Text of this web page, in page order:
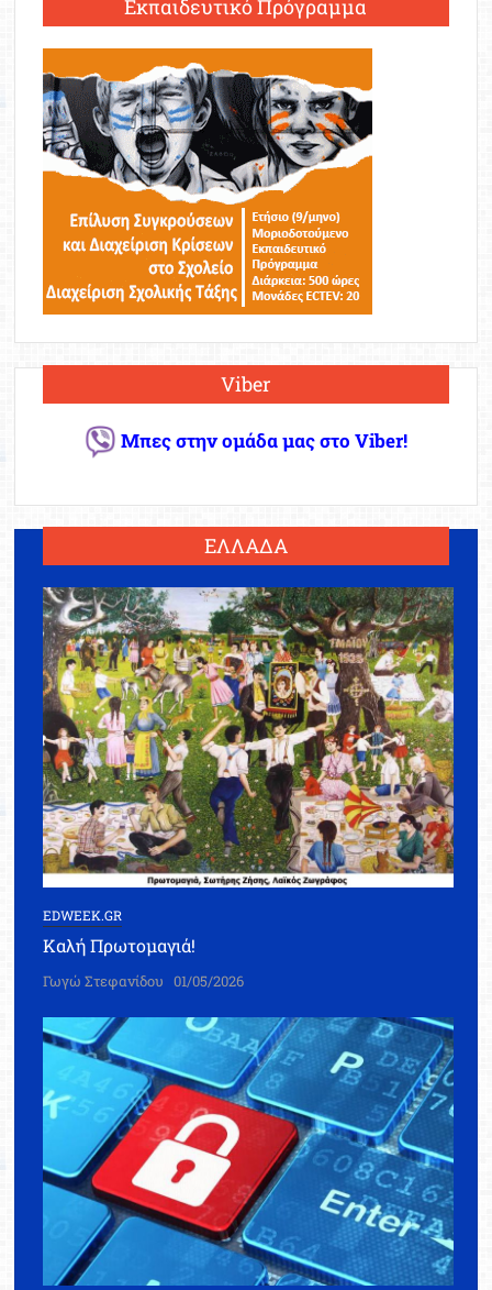
Εκπαιδευτικό Πρόγραμμα
Viber
Μπες στην ομάδα μας στο Viber!
ΕΛΛΑΔΑ
EDWEEK.GR
Καλή Πρωτομαγιά!
Γωγώ Στεφανίδου 01/05/2026